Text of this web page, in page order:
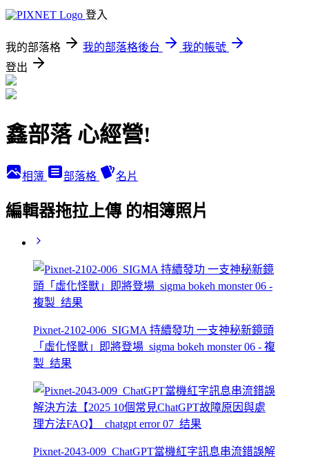
登入
我的部落格 我的部落格後台
我的帳號
登出
鑫部落 心經營!
相簿 部落格 名片
編輯器拖拉上傳 的相簿照片
Pixnet-2102-006_SIGMA 持續發功 一支神秘新鏡頭
「虛化怪獸」即將登場_sigma bokeh monster 06 - 複
製_结果
Pixnet-2043-009_ChatGPT當機紅字訊息串流錯誤解